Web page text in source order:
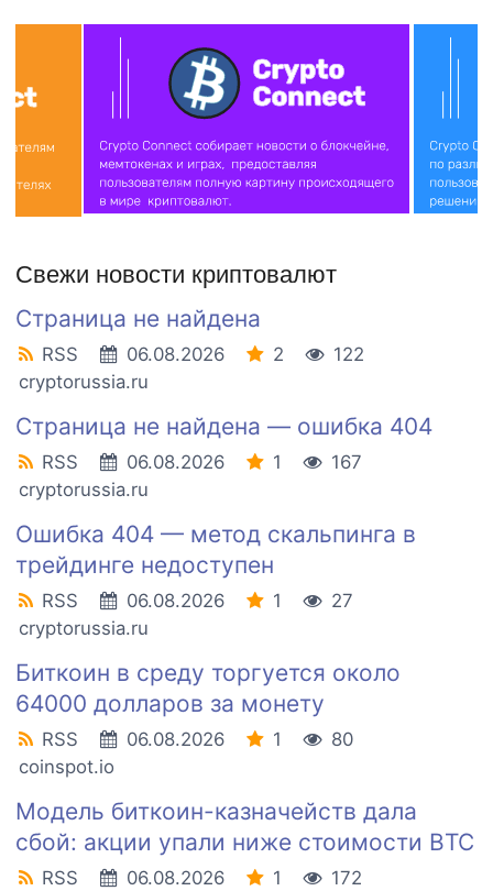
Свежи новости криптовалют
Страница не найдена
RSS 06.08.2026 2
122
cryptorussia.ru
Страница не найдена — ошибка 404
RSS 06.08.2026 1
167
cryptorussia.ru
Ошибка 404 — метод скальпинга в
трейдинге недоступен
RSS 06.08.2026 1
27
cryptorussia.ru
Биткоин в среду торгуется около
64000 долларов за монету
RSS 06.08.2026 1
80
coinspot.io
Модель биткоин-казначейств дала
сбой: акции упали ниже стоимости BTC
RSS 06.08.2026 1
172